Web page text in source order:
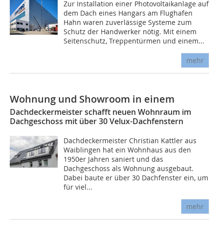
Zur Installation einer Photovoltaikanlage auf
dem Dach eines Hangars am Flughafen
Hahn waren zuverlässige Systeme zum
Schutz der Handwerker nötig. Mit einem
Seitenschutz, Treppentürmen und einem...
mehr
Wohnung und Showroom in einem
Dachdeckermeister schafft neuen Wohnraum im
Dachgeschoss mit über 30 Velux-Dachfenstern
Dachdeckermeister Christian Kattler aus
Waiblingen hat ein Wohnhaus aus den
1950er Jahren saniert und das
Dachgeschoss als Wohnung ausgebaut.
Dabei baute er über 30 Dachfenster ein, um
für viel...
mehr